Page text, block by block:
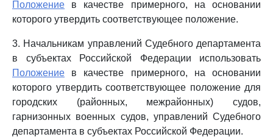
Положение в качестве примерного, на основании
которого утвердить соответствующее положение.
3. Начальникам управлений Судебного департамента
в субъектах Российской Федерации использовать
Положение в качестве примерного, на основании
которого утвердить соответствующее положение для
городских (районных, межрайонных) судов,
гарнизонных военных судов, управлений Судебного
департамента в субъектах Российской Федерации.